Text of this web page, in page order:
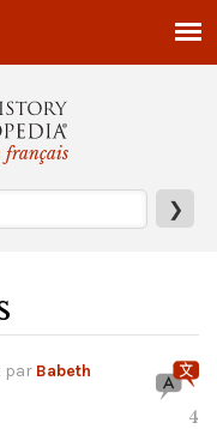
français
❯
par Babeth
4